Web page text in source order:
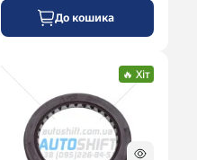
До кошика
🔥 Хіт